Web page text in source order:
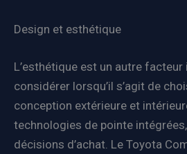
Design et esthétique
L’esthétique est un autre
considérer lorsqu’il s’agit de
conception extérieure et
technologies de pointe
décisions d’achat. Le Toyota